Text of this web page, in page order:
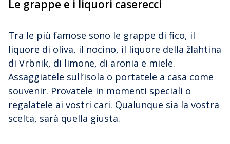
Le grappe e i liquori caserecci
Tra le più famose sono le grappe di fico, il
liquore di oliva, il nocino, il liquore della žlahtina
di Vrbnik, di limone, di aronia e miele.
Assaggiatele sull’isola o portatele a casa come
souvenir. Provatele in momenti speciali o
regalatele ai vostri cari. Qualunque sia la vostra
scelta, sarà quella giusta.